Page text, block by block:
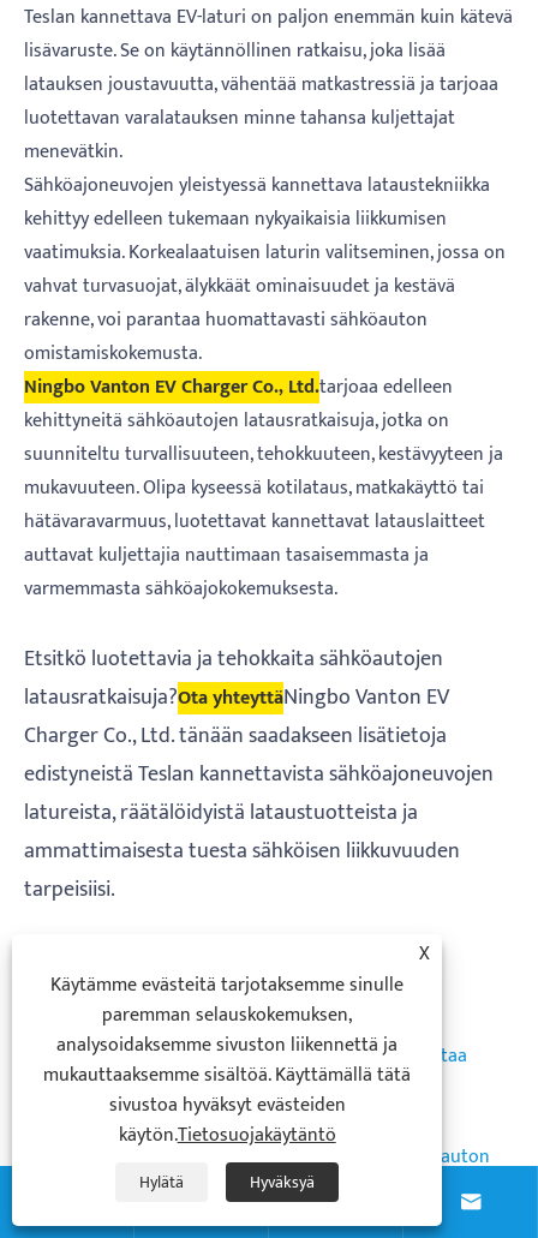
Teslan kannettava EV-laturi on paljon enemmän kuin kätevä
lisävaruste. Se on käytännöllinen ratkaisu, joka lisää
latauksen joustavuutta, vähentää matkastressiä ja tarjoaa
luotettavan varalatauksen minne tahansa kuljettajat
menevätkin.
Sähköajoneuvojen yleistyessä kannettava lataustekniikka
kehittyy edelleen tukemaan nykyaikaisia ​​liikkumisen
vaatimuksia. Korkealaatuisen laturin valitseminen, jossa on
vahvat turvasuojat, älykkäät ominaisuudet ja kestävä
rakenne, voi parantaa huomattavasti sähköauton
omistamiskokemusta.
Ningbo Vanton EV Charger Co., Ltd.tarjoaa edelleen
kehittyneitä sähköautojen latausratkaisuja, jotka on
suunniteltu turvallisuuteen, tehokkuuteen, kestävyyteen ja
mukavuuteen. Olipa kyseessä kotilataus, matkakäyttö tai
hätävaravarmuus, luotettavat kannettavat latauslaitteet
auttavat kuljettajia nauttimaan tasaisemmasta ja
varmemmasta sähköajokokemuksesta.
Etsitkö luotettavia ja tehokkaita sähköautojen
latausratkaisuja?Ota yhteyttäNingbo Vanton EV
Charger Co., Ltd. tänään saadakseen lisätietoja
edistyneistä Teslan kannettavista sähköajoneuvojen
latureista, räätälöidyistä lataustuotteista ja
ammattimaisesta tuesta sähköisen liikkuvuuden
tarpeisiisi.
Edellinen :
Kuinka seinään asennettava vaihtovirtalaturi muuttaa
päivittäisen sähköajoneuvon latauskokemuksen?
Miksi 60 kWh:n mobiililatausasema muuttaa sähköauton
latauksen joustavuutta?
 
X
Käytämme evästeitä tarjotaksemme sinulle
paremman selauskokemuksen,
analysoidaksemme sivuston liikennettä ja
mukauttaaksemme sisältöä. Käyttämällä tätä
sivustoa hyväksyt evästeiden
käytön.Tietosuojakäytäntö
Hylätä Hyväksyä